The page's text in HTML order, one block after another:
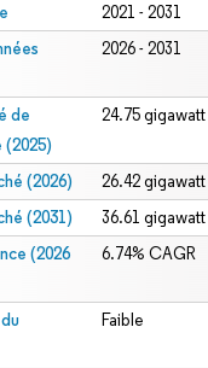
2021 - 2031
2026 - 2031
de
(2025)
24.75 gigawatt
(2026) 26.42 gigawatt
(2031) 36.61 gigawatt
(2026
6.74% CAGR
Faible